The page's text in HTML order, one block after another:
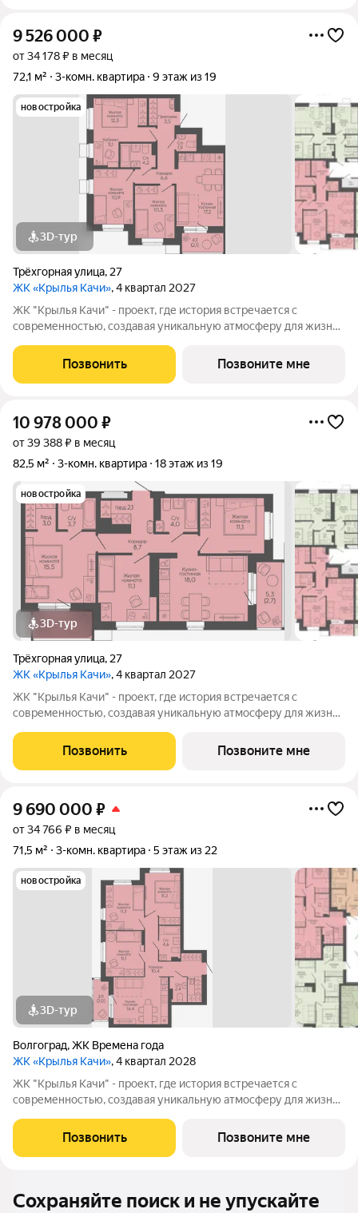
9 526 000 ₽
от 34 178 ₽ в месяц
72,1 м²
3-комн. квартира 9 этаж из 19
новостройка
3D-тур
Трёхгорная улица, 27
ЖК «Крылья Качи», 4 квартал 2027
ЖК "Крылья Качи" - проект, где история встречается с
современностью, создавая уникальную атмосферу для жизни.
Дзержинского района Волгограда - в микрорайоне Кача, по
адресу ул. Трехгорная, 27 и
Позвонить Позвоните мне
10 978 000 ₽
от 39 388 ₽ в месяц
82,5 м²
3-комн. квартира 18 этаж из 19
новостройка
3D-тур
Трёхгорная улица, 27
ЖК «Крылья Качи», 4 квартал 2027
ЖК "Крылья Качи" - проект, где история встречается с
современностью, создавая уникальную атмосферу для жизни.
Дзержинского района Волгограда - в микрорайоне Кача, по
адресу ул. Трехгорная, 27 и
Позвонить Позвоните мне
9 690 000 ₽
от 34 766 ₽ в месяц
71,5 м²
3-комн. квартира 5 этаж из 22
новостройка
3D-тур
Волгоград,ЖК Времена года
ЖК «Крылья Качи», 4 квартал 2028
ЖК "Крылья Качи" - проект, где история встречается с
современностью, создавая уникальную атмосферу для жизни.
Дзержинского района Волгограда - в микрорайоне Кача, по
ул.Трехгорная, 27 и ул.Витимская.
Позвонить Позвоните мне
Сохраняйте поиск и не упускайте